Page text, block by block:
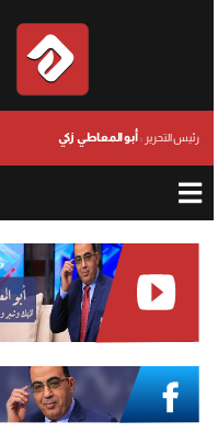
رئيس التحرير : أبو المعاطي زكي